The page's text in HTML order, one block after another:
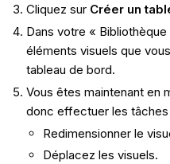
Cliquez sur Créer un
Dans votre «
éléments visuels que
tableau de bord.
Vous êtes maintenant en
donc effectuer les tâches
Redimensionner le
Déplacez les visuels.